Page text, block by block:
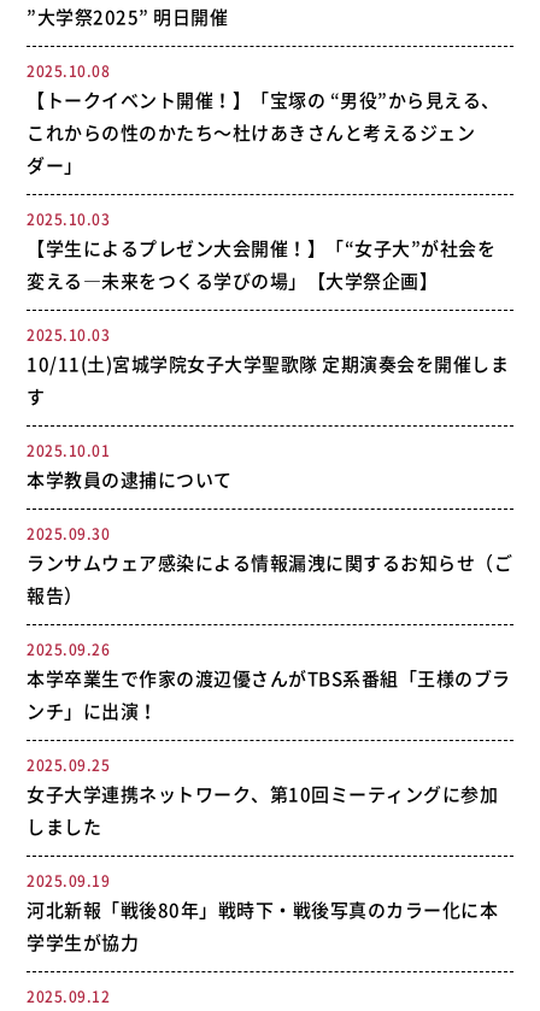
”大学祭2025” 明日開催
2025.10.08
【トークイベント開催！】「宝塚の “男役”から見える、
これからの性のかたち〜杜けあきさんと考えるジェン
ダー」
2025.10.03
【学生によるプレゼン大会開催！】「“女子大”が社会を
変える―未来をつくる学びの場」【大学祭企画】
2025.10.03
10/11(土)宮城学院女子大学聖歌隊 定期演奏会を開催しま
す
2025.10.01
本学教員の逮捕について
2025.09.30
ランサムウェア感染による情報漏洩に関するお知らせ（ご
報告）
2025.09.26
本学卒業生で作家の渡辺優さんがTBS系番組「王様のブラ
ンチ」に出演！
2025.09.25
女子大学連携ネットワーク、第10回ミーティングに参加
しました
2025.09.19
河北新報「戦後80年」戦時下・戦後写真のカラー化に本
学学生が協力
2025.09.12